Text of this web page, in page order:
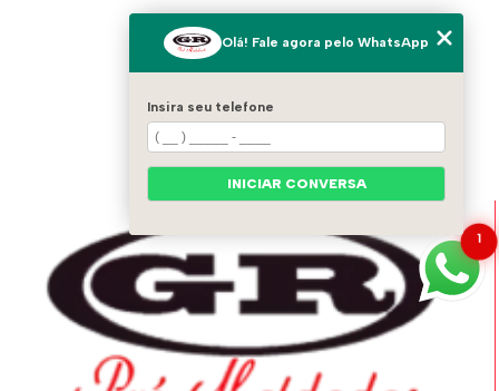
1
Olá! Fale agora pelo WhatsApp
Insira seu telefone
INICIAR CONVERSA